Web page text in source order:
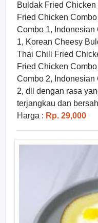
Buldak Fried
Fried Chicken
Combo 1,
1, Korean Cheesy
Thai Chili Fried
Fried Chicken
Combo 2,
2, dll dengan rasa
terjangkau dan
Harga : Rp. 29,000